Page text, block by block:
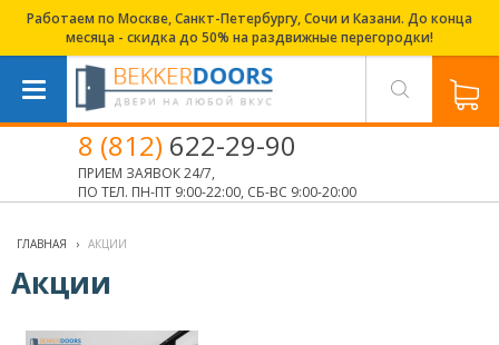
Работаем по Москве, Санкт-Петербургу, Сочи и Казани. До конца
месяца - скидка до 50% на раздвижные перегородки!
8 (812) 622-29-90
ПРИЕМ ЗАЯВОК 24/7,
ПО ТЕЛ. ПН-ПТ 9:00-22:00, СБ-ВС 9:00-20:00
ГЛАВНАЯ › АКЦИИ
Акции